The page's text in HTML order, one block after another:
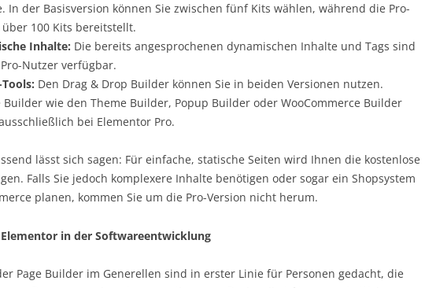
In der Basisversion können Sie zwischen fünf Kits wählen, während die Pro-
über 100 Kits bereitstellt.
Inhalte: Die bereits angesprochenen dynamischen Inhalte und Tags sind
Nutzer verfügbar.
Den Drag & Drop Builder können Sie in beiden Versionen nutzen.
Builder wie den Theme Builder, Popup Builder oder WooCommerce Builder
bei Elementor Pro.
lässt sich sagen: Für einfache, statische Seiten wird Ihnen die kostenlose
Falls Sie jedoch komplexere Inhalte benötigen oder sogar ein Shopsystem
planen, kommen Sie um die Pro-Version nicht herum.
in der Softwareentwicklung
Page Builder im Generellen sind in erster Linie für Personen gedacht, die